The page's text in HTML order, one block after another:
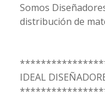
Somos
distribución de
IDEAL